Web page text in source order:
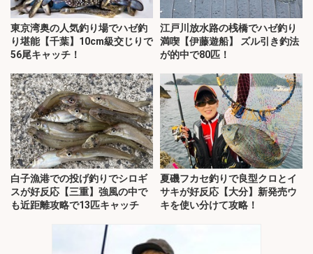
東京湾奥の人気釣り場でハゼ釣
り堪能【千葉】10cm級交じりで
56尾キャッチ！
江戸川放水路の桟橋でハゼ釣り
満喫【伊藤遊船】 ズル引き釣法
が的中で80匹！
白子漁港での投げ釣りでシロギ
スが好反応【三重】強風の中で
も近距離攻略で13匹キャッチ
夏磯フカセ釣りで良型クロとイ
サキが好反応【大分】新発売ウ
キを使い分けて攻略！